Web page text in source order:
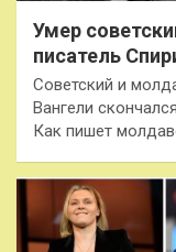
Умер
писатель
Советский и
Вангели
Как пишет